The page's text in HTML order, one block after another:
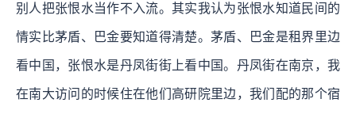
别人把张恨水当作不入流。其实我认为张恨水知道民间的
情实比茅盾、巴金要知道得清楚。茅盾、巴金是租界里边
看中国，张恨水是丹凤街街上看中国。丹凤街在南京，我
在南大访问的时候住在他们高研院里边，我们配的那个宿